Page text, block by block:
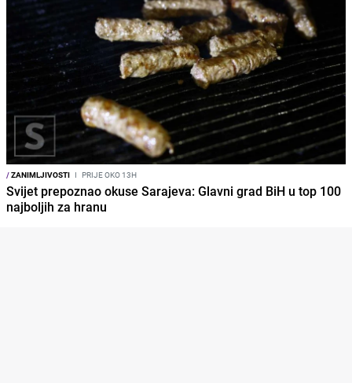
/ZANIMLJIVOSTI I PRIJE OKO 13H
Svijet prepoznao okuse Sarajeva: Glavni grad BiH u top 100
najboljih za hranu